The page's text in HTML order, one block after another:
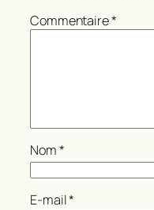
Commentaire*
Nom*
E-mail*